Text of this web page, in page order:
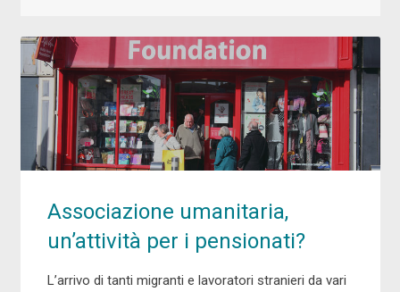
Associazione umanitaria,
un’attività per i pensionati?
L’arrivo di tanti migranti e lavoratori stranieri da vari